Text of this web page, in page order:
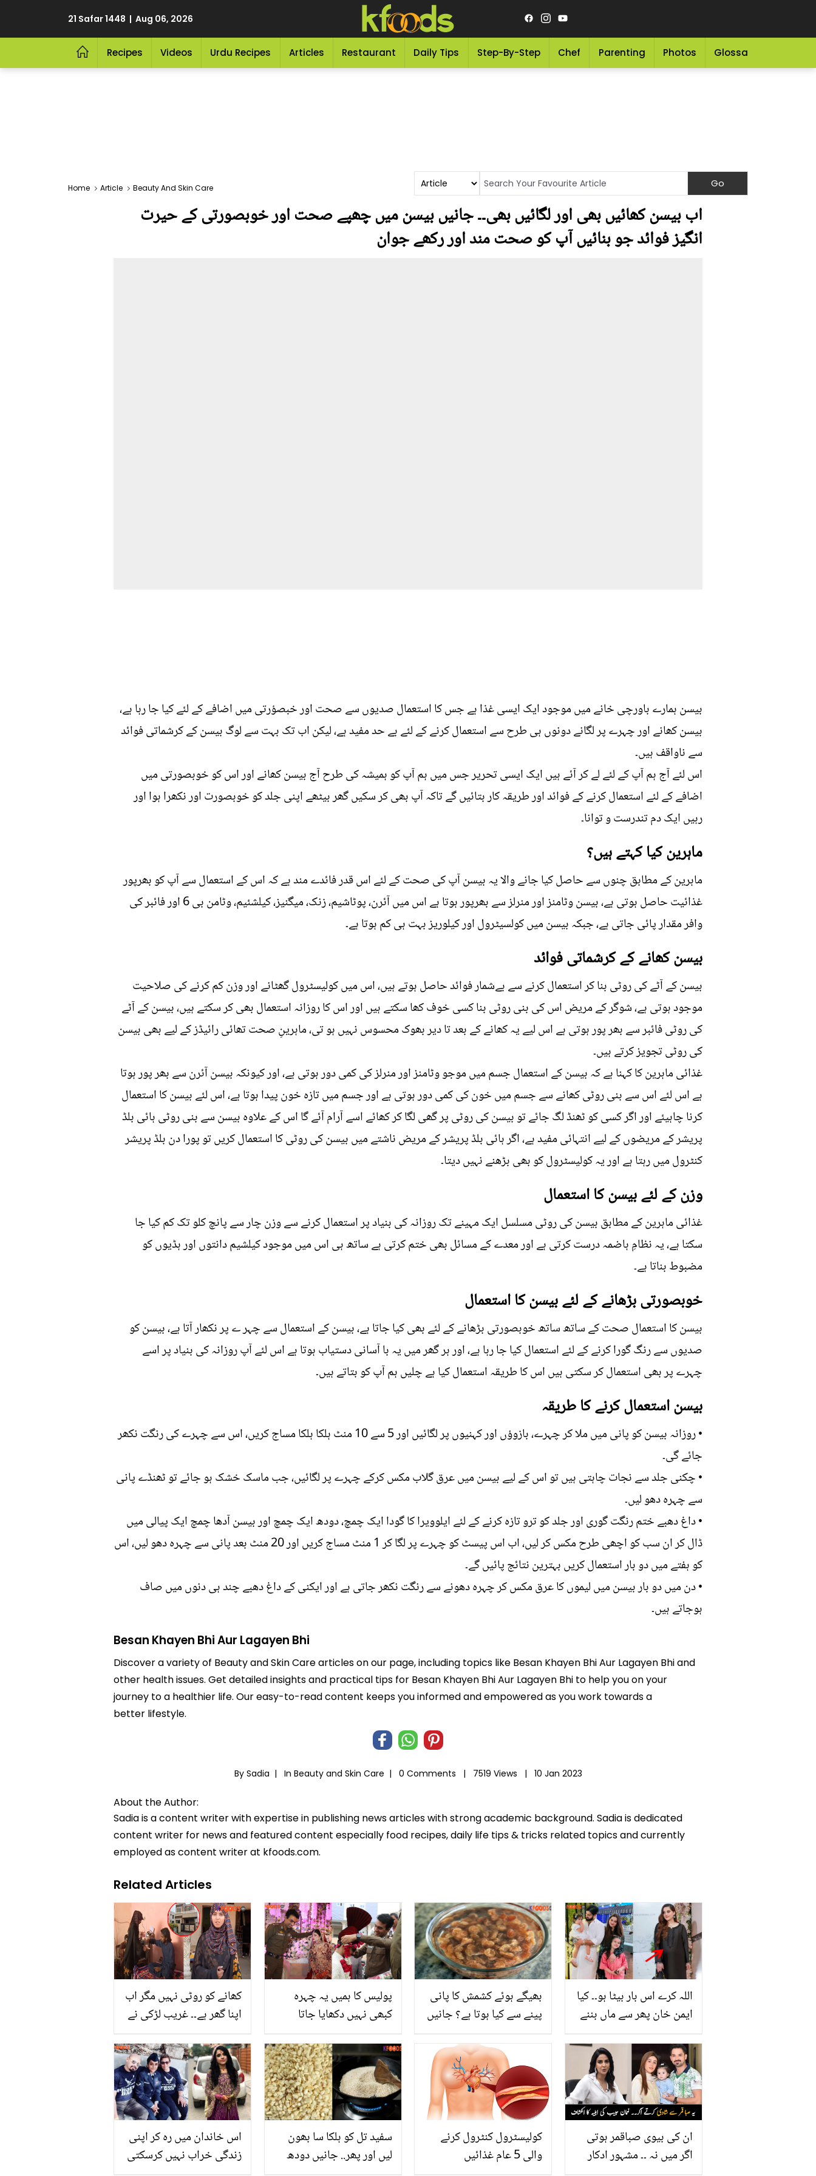
21 Safar 1448 | Aug 06, 2026
Recipes Videos Urdu Recipes Articles Restaurant Daily Tips Step-By-Step Chef Parenting Photos Glossary
Home Article Beauty And Skin Care
اب بیسن کھائیں بھی اور لگائیں بھی۔۔ جانیں بیسن میں چھپے صحت اور خوبصورتی کے حیرت
انگیز فوائد جو بنائیں آپ کو صحت مند اور رکھے جوان
بیسن ہمارے باورچی خانے میں موجود ایک ایسی غذا ہے جس کا استعمال صدیوں سے صحت اور خبصؤرتی میں اضافے کے لئے کیا جا رہا ہے،
بیسن کھانے اور چہرے پر لگانے دونوں ہی طرح سے استعمال کرنے کے لئے بے حد مفید ہے، لیکن اب تک بہت سے لوگ بیسن کے کرشماتی فوائد
سے ناواقف ہیں۔
اس لئے آج ہم آپ کے لئے لے کر آئے ہیں ایک ایسی تحریر جس میں ہم آپ کو ہمیشہ کی طرح آج بیسن کھانے اور اس کو خوبصورتی میں
اضافے کے لئے استعمال کرنے کے فوائد اور طریقہ کار بتائیں گے تاکہ آپ بھی کر سکیں گھر بیٹھے اپنی جلد کو خوبصورت اور نکھرا ہوا اور
رہیں ایک دم تندرست و توانا۔
ماہرین کیا کہتے ہیں؟
ماہرین کے مطابق چنوں سے حاصل کیا جانے والا یہ بیسن آپ کی صحت کے لئے اس قدر فائدے مند ہے کہ اس کے استعمال سے آپ کو بھرپور
غذائیت حاصل ہوتی ہے، بیسن وٹامنز اور منرلز سے بھرپور ہوتا ہے اس میں آئرن، پوٹاشیم، زنک، میگنیز، کیلشئیم، وٹامن بی 6 اور فائبر کی
وافر مقدار پائی جاتی ہے، جبکہ بیسن میں کولسیٹرول اور کیلوریز بہت ہی کم ہوتا ہے۔
بیسن کھانے کے کرشماتی فوائد
بیسن کے آٹے کی روٹی بنا کر استعمال کرنے سے بےشمار فوائد حاصل ہوتے ہیں، اس میں کولیسٹرول گھٹانے اور وزن کم کرنے کی صلاحیت
موجود ہوتی ہے، شوگر کے مریض اس کی بنی روٹی بنا کسی خوف کھا سکتے ہیں اور اس کا روزانہ استعمال بھی کر سکتے ہیں، بیسن کے آٹے
کی روٹی فائبر سے بھر پور ہوتی ہے اس لیے یہ کھانے کے بعد تا دیر بھوک محسوس نہیں ہو تی، ماہرینِ صحت تھائی رائیڈز کے لیے بھی بیسن
کی روٹی تجویز کرتے ہیں۔
غذائی ماہرین کا کہنا ہے کہ بیسن کے استعمال جسم میں موجو وٹامنز اور منرلز کی کمی دور ہوتی ہے، اور کیونکہ بیسن آئرن سے بھر پور ہوتا
ہے اس لئے اس سے بنی روٹی کھانے سے جسم میں خون کی کمی دور ہوتی ہے اور جسم میں تازہ خون پیدا ہوتا ہے، اس لئے بیسن کا استعمال
کرنا چاہیئے اور اگر کسی کو ٹھنڈ لگ جائے تو بیسن کی روٹی پر گھی لگا کر کھائے اسے آرام آئے گا اس کے علاوہ بیسن سے بنی روٹی ہائی بلڈ
پریشر کے مریضوں کے لیے انتہائی مفید ہے، اگر ہائی بلڈ پریشر کے مریض ناشتے میں بیسن کی روٹی کا استعمال کریں تو پورا دن بلڈ پریشر
کنٹرول میں رہتا ہے اور یہ کولیسٹرول کو بھی بڑھنے نہیں دیتا۔
وزن کے لئے بیسن کا استعمال
غذائی ماہرین کے مطابق بیسن کی روٹی مسلسل ایک مہینے تک روزانہ کی بنیاد پر استعمال کرنے سے وزن چار سے پانچ کلو تک کم کیا جا
سکتا ہے، یہ نظامِ ہاضمہ درست کرتی ہے اور معدے کے مسائل بھی ختم کرتی ہے ساتھ ہی اس میں موجود کیلشیم دانتوں اور ہڈیوں کو
مضبوط بناتا ہے۔
خوبصورتی بڑھانے کے لئے بیسن کا استعمال
بیسن کا استعمال صحت کے ساتھ ساتھ خوبصورتی بڑھانے کے لئے بھی کیا جاتا ہے، بیسن کے استعمال سے چہر ے پر نکھار آتا ہے، بیسن کو
صدیوں سے رنگ گورا کرنے کے لئے استعمال کیا جا رہا ہے، اور ہر گھر میں یہ با آسانی دستیاب ہوتا ہے اس لئے آپ روزانہ کی بنیاد پر اسے
چہرے پر بھی استعمال کر سکتی ہیں اس کا طریقہ استعمال کیا ہے چلیں ہم آپ کو بتاتے ہیں۔
بیسن استعمال کرنے کا طریقہ
• روزانہ بیسن کو پانی میں ملا کر چہرے، بازوؤں اور کہنیوں پر لگائیں اور 5 سے 10 منٹ ہلکا ہلکا مساج کریں، اس سے چہرے کی رنگت نکھر
جائے گی۔
• چکنی جلد سے نجات چاہتی ہیں تو اس کے لیے بیسن میں عرق گلاب مکس کرکے چہرے پر لگائیں، جب ماسک خشک ہو جائے تو ٹھنڈے پانی
سے چہرہ دھو لیں۔
• داغ دھبے ختم رنگت گوری اور جلد کو ترو تازہ کرنے کے لئے ایلوویرا کا گودا ایک چمچ، دودھ ایک چمچ اور بیسن آدھا چمچ ایک پیالی میں
ڈال کر ان سب کو اچھی طرح مکس کر لیں، اب اس پیسٹ کو چہرے پر لگا کر 1 منٹ مساج کریں اور 20 منٹ بعد پانی سے چہرہ دھو لیں، اس
کو ہفتے میں دو بار استعمال کریں بہترین نتائج پائیں گے۔
• دن میں دو بار بیسن میں لیموں کا عرق مکس کر چہرہ دھونے سے رنگت نکھر جاتی ہے اور ایکنی کے داغ دھبے چند ہی دنوں میں صاف
ہوجاتے ہیں۔
Besan Khayen Bhi Aur Lagayen Bhi
Discover a variety of Beauty and Skin Care articles on our page, including topics like Besan Khayen Bhi Aur Lagayen Bhi and
other health issues. Get detailed insights and practical tips for Besan Khayen Bhi Aur Lagayen Bhi to help you on your
journey to a healthier life. Our easy-to-read content keeps you informed and empowered as you work towards a
better lifestyle.
By Sadia | In Beauty and Skin Care | 0 Comments | 7519 Views | 10 Jan 2023
About the Author:
Sadia is a content writer with expertise in publishing news articles with strong academic background. Sadia is dedicated
content writer for news and featured content especially food recipes, daily life tips & tricks related topics and currently
employed as content writer at kfoods.com.
Related Articles
کھانے کو روٹی نہیں مگر اب
اپنا گھر ہے۔۔ غریب لڑکی نے
باپ کو گھر بنا کر دیا؟
بیٹوں سے زیادہ قابل بیٹی
کی کہانی
پولیس کا ہمیں یہ چہرہ
کبھی نہیں دکھایا جاتا
شہید پولیس کی بیٹی کی
شادی کے سب انتظامات
سنبھال کر لوگوں کے دل
جیت لیے
بھیگے ہوئے کشمش کا پانی
پینے سے کیا ہوتا ہے؟ جانیں
حیرت انگیز فائدے
اللہ کرے اس بار بیٹا ہو۔۔ کیا
ایمن خان پھر سے ماں بننے
صارفین کی چہ میگوئیاں
اس خاندان میں رہ کر اپنی
زندگی خراب نہیں کرسکتی
سفید تل کو ہلکا سا بھون
لیں اور پھر.. جانیں دودھ
کولیسٹرول کنٹرول کرنے
والی 5 عام غذائیں
ان کی بیوی صباقمر ہوتی
اگر میں نہ ۔۔ مشہور ادکار